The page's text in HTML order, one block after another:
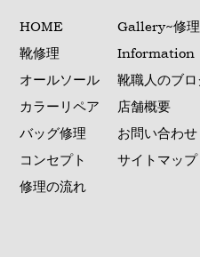
HOME
靴修理
オールソール
カラーリペア
バッグ修理
コンセプト
修理の流れ
Gallery~修
Information
靴職人のブ
店舗概要
お問い合わせ
サイトマップ